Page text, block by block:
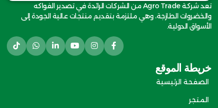
تعد شركة Agro Trade من الشركات الرائدة في تصدير الفواكه
والخضروات الطازجة، وهي ملتزمة بتقديم منتجات عالية الجودة إلى
الأسواق الدولية.
خريطة الموقع
الصفحة الرئيسية
المتجر